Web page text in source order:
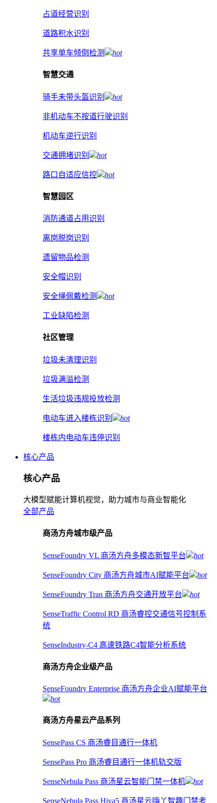
占道经营识别
道路积水识别
共享单车倾倒检测 hot
智慧交通
骑手未带头盔识别 hot
非机动车不按道行驶识别
机动车逆行识别
交通拥堵识别 hot
路口自适应信控 hot
智慧园区
消防通道占用识别
离岗脱岗识别
遗留物品检测
安全帽识别
安全绳佩戴检测 hot
工业缺陷检测
社区管理
垃圾未清理识别
垃圾满溢检测
生活垃圾违规投放检测
电动车进入楼栋识别 hot
楼栋内电动车违停识别
核心产品
核心产品
大模型赋能计算机视觉，助力城市与商业智能化
全部产品
商汤方舟城市级产品
SenseFoundry VL 商汤方舟多模态新智平台 hot
SenseFoundry City 商汤方舟城市AI赋能平台 hot
SenseFoundry Tran 商汤方舟交通开放平台 hot
SenseTraffic Control RD 商汤睿控交通信号控制系
统
SenseIndustry-C4 高速铁路C4智能分析系统
商汤方舟企业级产品
SenseFoundry Enterprise 商汤方舟企业AI赋能平台
hot
商汤方舟星云产品系列
SensePass CS 商汤睿目通行一体机
SensePass Pro 商汤睿目通行一体机轨交版
SenseNebula Pass 商汤星云智能门禁一体机 hot
SenseNebula Pass Hiya5 商汤星云嗨丫智趣门禁考